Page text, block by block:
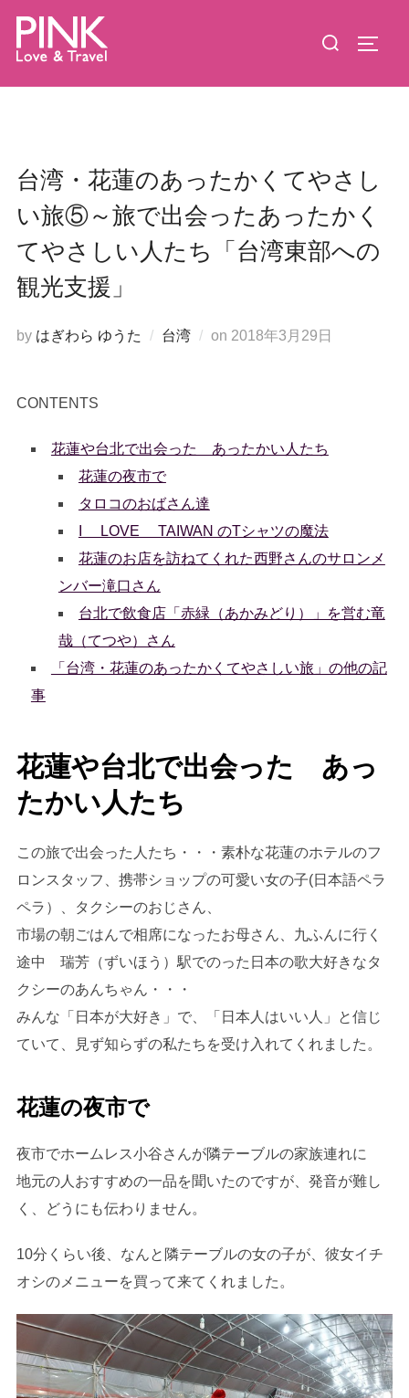
ン
検
対
台湾・花蓮のあったかくてやさし
い旅⑤～旅で出会ったあったかく
てやさしい人たち「台湾東部への
観光支援」
by はぎわら ゆうた 台湾 on 投
2018年3月29日
CONTENTS
花蓮や台北で出会った あったかい人たち
花蓮の夜市で
タロコのおばさん達
I LOVE TAIWAN のTシャツの魔法
花蓮のお店を訪ねてくれた西野さんのサロンメ
ンバー滝口さん
台北で飲食店「赤緑（あかみどり）」を営む竜
哉（てつや）さん
「台湾・花蓮のあったかくてやさしい旅」の他の記
事
花蓮や台北で出会った あっ
たかい人たち
この旅で出会った人たち・・・素朴な花蓮のホテルのフ
ロンスタッフ、携帯ショップの可愛い女の子(日本語ペラ
ペラ）、タクシーのおじさん、
市場の朝ごはんで相席になったお母さん、九ふんに行く
途中 瑞芳（ずいほう）駅でのった日本の歌大好きなタ
クシーのあんちゃん・・・
みんな「日本が大好き」で、「日本人はいい人」と信じ
ていて、見ず知らずの私たちを受け入れてくれました。
花蓮の夜市で
夜市でホームレス小谷さんが隣テーブルの家族連れに
地元の人おすすめの一品を聞いたのですが、発音が難し
く、どうにも伝わりません。
10分くらい後、なんと隣テーブルの女の子が、彼女イチ
オシのメニューを買って来てくれました。